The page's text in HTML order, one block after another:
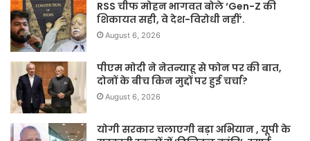
RSS चीफ मोहन भागवत बोले ‘Gen-Z की
शिकायत सही, वे देश-विरोधी नहीं’.
August 6, 2026
पीएम मोदी ने नेतन्याहू से फोन पर की बात,
दोनों के बीच किन मुद्दों पर हुई चर्चा?
August 6, 2026
योगी सरकार चलाएगी बड़ा अभियान , यूपी के